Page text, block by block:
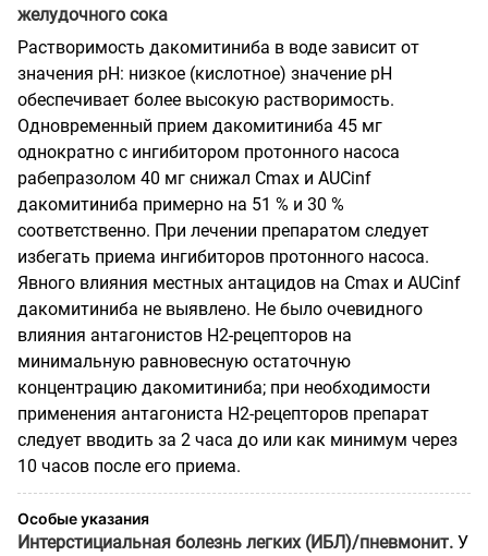
желудочного сока
Растворимость дакомитиниба в воде зависит от
значения pH: низкое (кислотное) значение pH
обеспечивает более высокую растворимость.
Одновременный прием дакомитиниба 45 мг
однократно с ингибитором протонного насоса
рабепразолом 40 мг снижал Cmax и AUCinf
дакомитиниба примерно на 51 % и 30 %
соответственно. При лечении препаратом следует
избегать приема ингибиторов протонного насоса.
Явного влияния местных антацидов на Cmax и AUCinf
дакомитиниба не выявлено. Не было очевидного
влияния антагонистов Н2-рецепторов на
минимальную равновесную остаточную
концентрацию дакомитиниба; при необходимости
применения антагониста Н2-рецепторов препарат
следует вводить за 2 часа до или как минимум через
10 часов после его приема.
Особые указания
Интерстициальная болезнь легких (ИБЛ)/пневмонит. У